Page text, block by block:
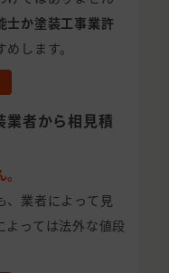
士か塗装工事業許
します。
業者から相見積
、業者によって見
よっては法外な値段